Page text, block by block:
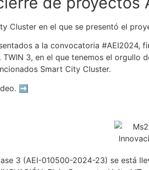
Cluster en el que se presentó el
a la convocatoria #AEI2024,
3, en el que tenemos el
Smart City Cluster.
➡️
3 (AEI-010500-2024-23) se está